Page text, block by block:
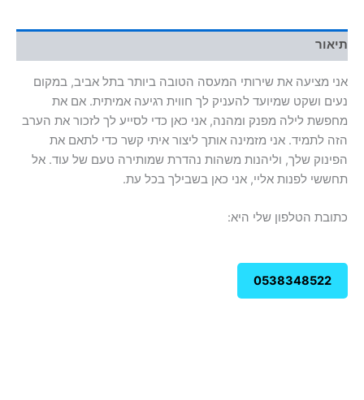
תיאור
אני מציעה את שירותי המעסה הטובה ביותר בתל אביב, במקום
נעים ושקט שמיועד להעניק לך חווית רגיעה אמיתית. אם את
מחפשת לילה מפנק ומהנה, אני כאן כדי לסייע לך לזכור את הערב
הזה לתמיד. אני מזמינה אותך ליצור איתי קשר כדי לתאם את
הפינוק שלך, וליהנות משהות נהדרת שמותירה טעם של עוד. אל
תחששי לפנות אליי, אני כאן בשבילך בכל עת.
כתובת הטלפון שלי היא:
0538348522